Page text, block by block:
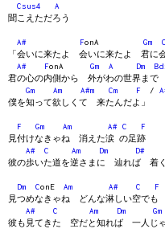
Csus4
A
聞こえただろう
A# FonA Gm C
「会いに来たよ 会いに来たよ 君に
A#
FonA Gm A Dm
君の心の内側から 外がわの世界まで
Gm
Am A#m Cm F /
僕を知って欲しくて 来たんだよ」
F Gm Am A# C
F
見付けなきゃね 消えた涙 の足跡
A#
C Am Dm D#
彼の歩いた道を逆さまに 辿れば 着
Dm ConE Am A# C
F
見つめなきゃね どんな淋しい空でも
A#
C Am Dm Gm
彼も見てきた 空だと知れば 一人じ